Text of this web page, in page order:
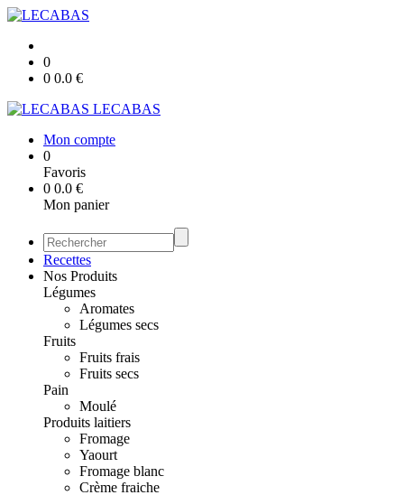
0
0 0.0 €
LECABAS
Mon compte
0
Favoris
0 0.0 €
Mon panier
Recettes
Nos Produits
Légumes
Aromates
Légumes secs
Fruits
Fruits frais
Fruits secs
Pain
Moulé
Produits laitiers
Fromage
Yaourt
Fromage blanc
Crème fraiche